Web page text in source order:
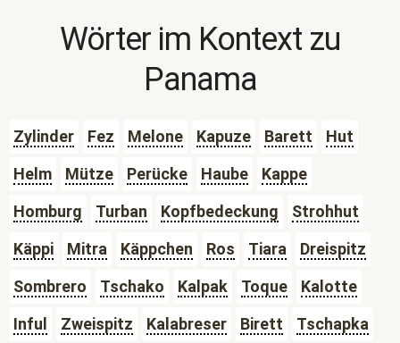
Wörter im Kontext zu
Panama
Zylinder Fez Melone Kapuze Barett
Hut
Helm
Mütze Perücke Haube
Kappe
Homburg
Turban Kopfbedeckung
Strohhut
Käppi
Mitra Käppchen Ros Tiara
Dreispitz
Sombrero
Tschako Kalpak Toque
Kalotte
Inful
Zweispitz Kalabreser Birett Tschapka